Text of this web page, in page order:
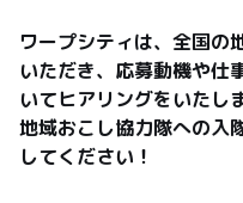
ワープシティは、全国の
いただき、応募動機や仕
いてヒアリングをいたし
地域おこし協力隊への入
してください！